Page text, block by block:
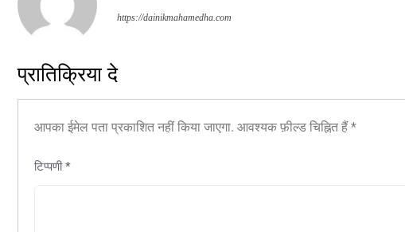
https://dainikmahamedha.com
प्रातिक्रिया दे
आपका ईमेल पता प्रकाशित नहीं किया जाएगा. आवश्यक फ़ील्ड चिह्नित हैं*
टिप्पणी*